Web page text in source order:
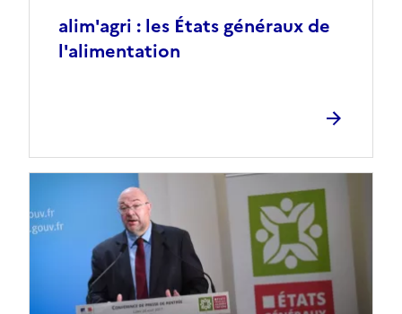
alim'agri : les États généraux de
l'alimentation